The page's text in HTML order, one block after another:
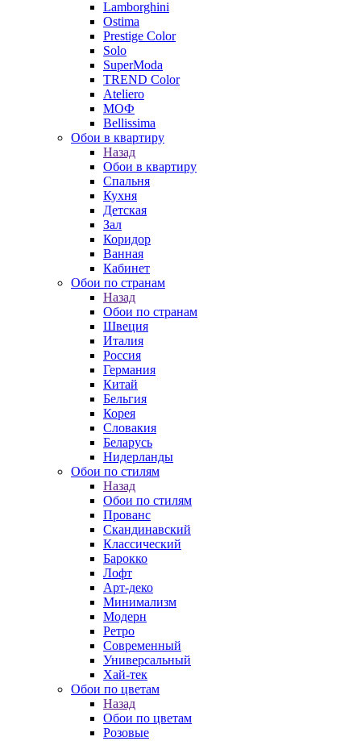
Lamborghini
Ostima
Prestige Color
Solo
SuperModa
TREND Color
Ateliero
МОФ
Bellissima
Обои в квартиру
Назад
Обои в квартиру
Спальня
Кухня
Детская
Зал
Коридор
Ванная
Кабинет
Обои по странам
Назад
Обои по странам
Швеция
Италия
Россия
Германия
Китай
Бельгия
Корея
Словакия
Беларусь
Нидерланды
Обои по стилям
Назад
Обои по стилям
Прованс
Скандинавский
Классический
Барокко
Лофт
Арт-деко
Минимализм
Модерн
Ретро
Современный
Универсальный
Хай-тек
Обои по цветам
Назад
Обои по цветам
Розовые